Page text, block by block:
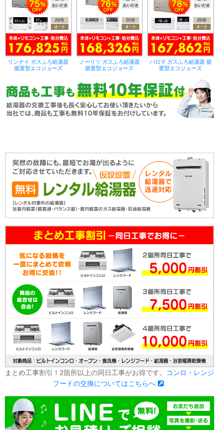
リンナイ ガスふろ給湯器
据置型エコジョーズ
ノーリツ ガスふろ給湯器
据置型エコジョーズ
パロマ ガスふろ給湯器 据
置型エコジョーズ
まとめ工事割引！2箇所以上の同日工事がお得です。
コンロ・レンジ
フードの交換についてはこちらへ